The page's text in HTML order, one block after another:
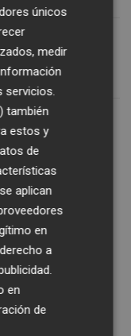
únicos
medir
servicios.
también
estos y
de
aplican
en
a
.
en
de